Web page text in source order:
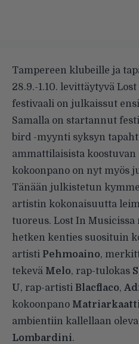
Tampereen klubeille ja
28.9.-1.10. levittäytyvä
festivaali on julkaissut
Samalla on startannut
bird -myynti syksyn
ammattilaisista
kokoonpano on nyt myös
Tänään julkistetun
artistin kokonaisuutta
tuoreus. Lost In Musicissa
hetken kenties suosituin
artisti Pehmoaino,
tekevä Melo, rap-tulokas
U, rap-artisti Blacflaco,
kokoonpano
ambientiin kallellaan
Lombardini.